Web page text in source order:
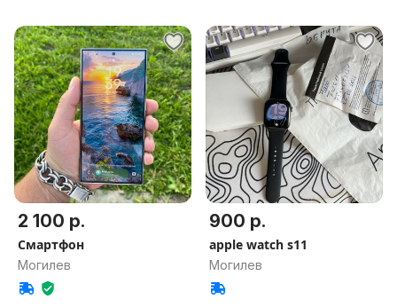
2 100 р.
Смартфон
Могилев
900 р.
apple watch s11
Могилев